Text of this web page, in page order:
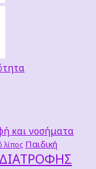
και νοσήματα
λίπος Παιδική